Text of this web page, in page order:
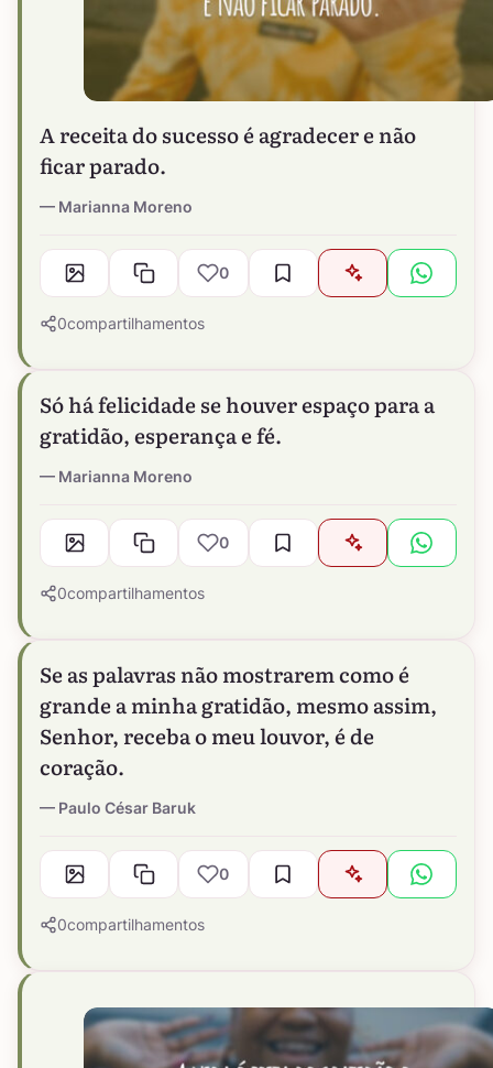
A receita do sucesso é agradecer e não
ficar parado.
Marianna Moreno
0
0compartilhamentos
Só há felicidade se houver espaço para a
gratidão, esperança e fé.
Marianna Moreno
0
0compartilhamentos
Se as palavras não mostrarem como é
grande a minha gratidão, mesmo assim,
Senhor, receba o meu louvor, é de
coração.
Paulo César Baruk
0
0compartilhamentos